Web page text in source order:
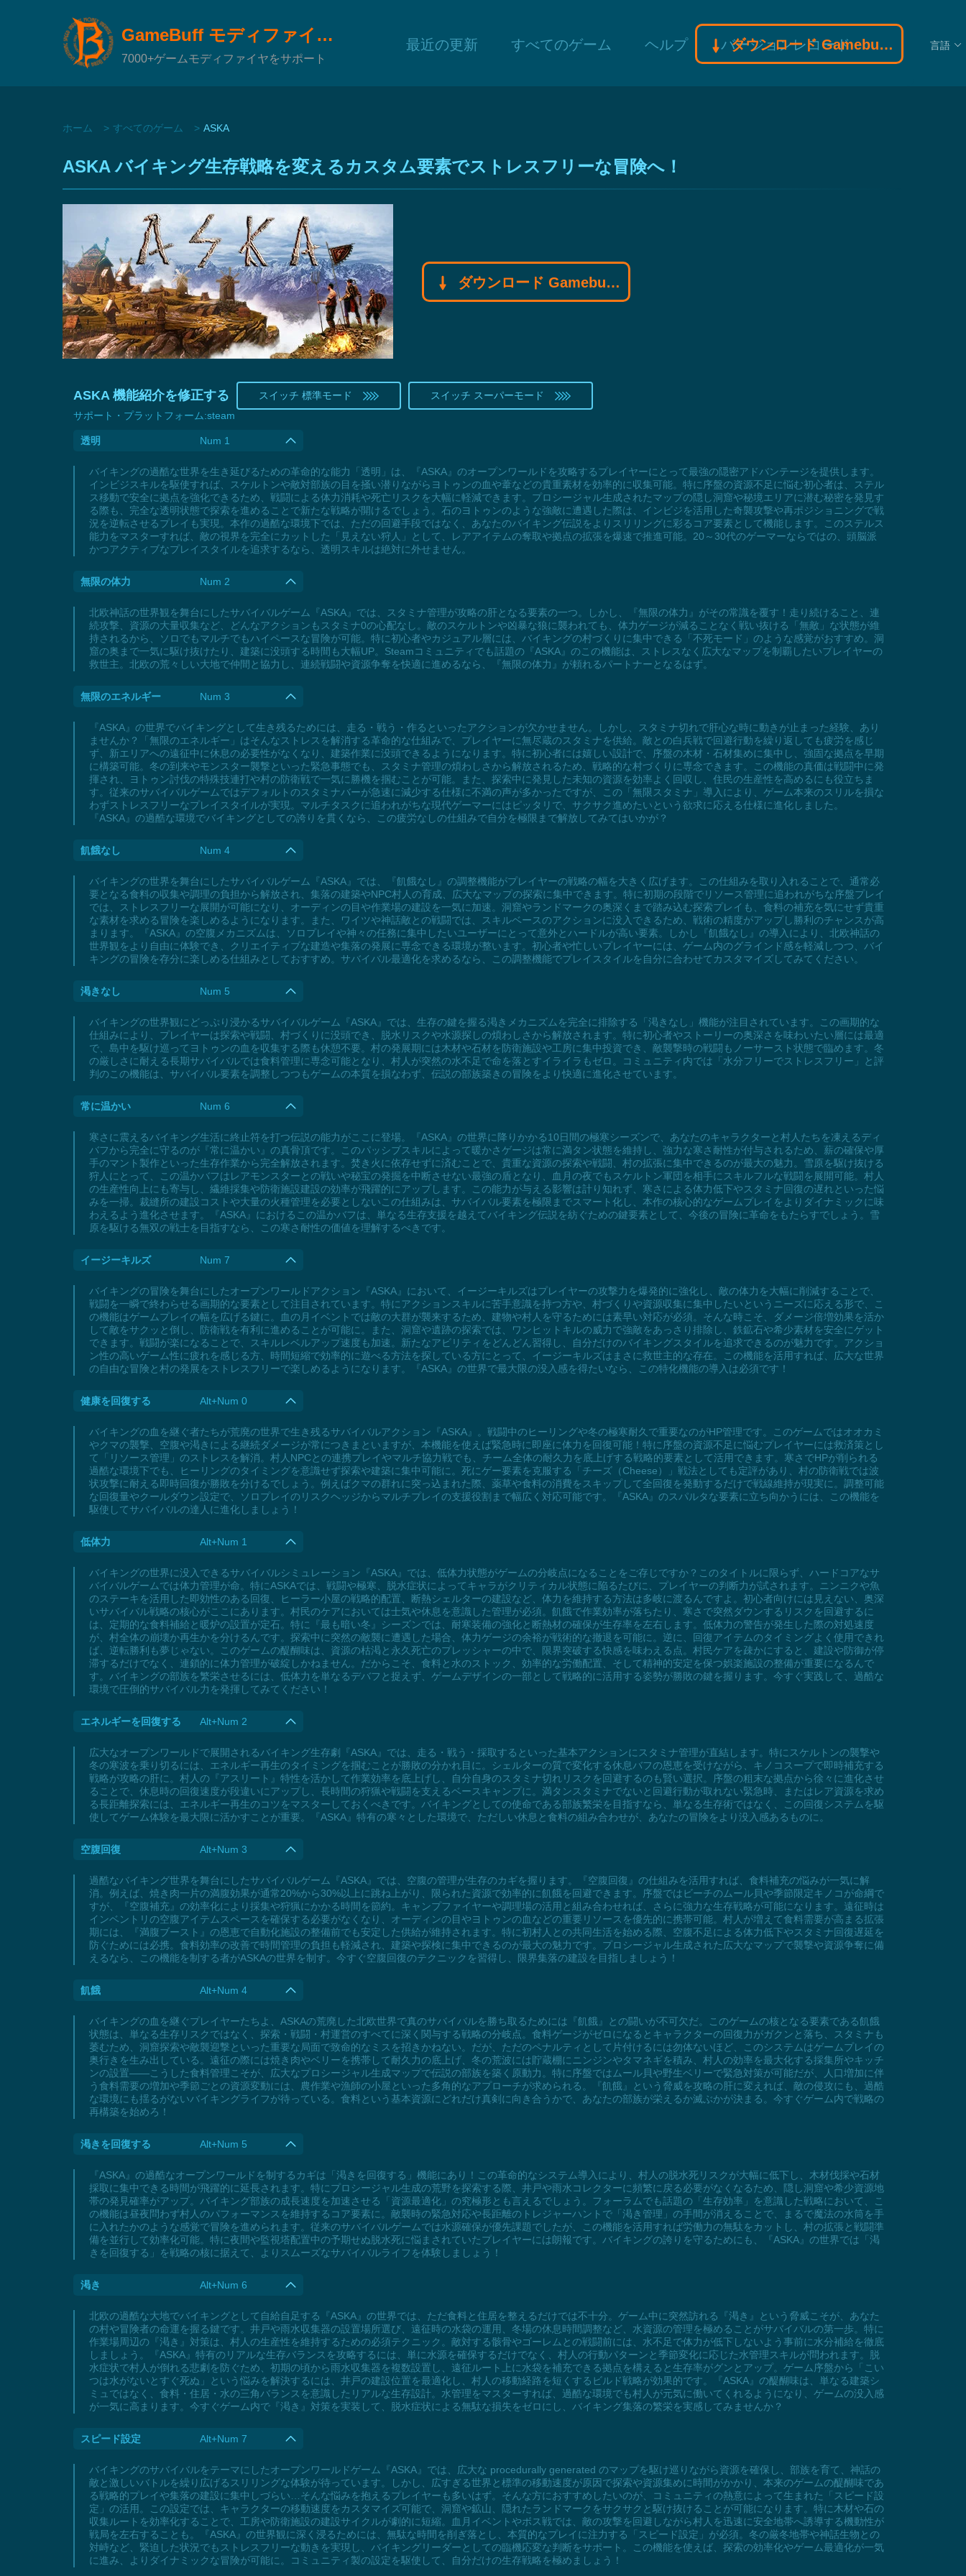
GameBuff モディファイヤモディファイヤ
7000+ゲームモディファイヤをサポート
最近の更新 すべてのゲーム ヘルプ バージョンレコード
ダウンロード Gamebuff モディファイヤモディファイヤ 言語
ホーム すべてのゲーム ASKA
ASKA バイキング生存戦略を変えるカスタム要素でストレスフリーな冒険へ！
ダウンロード Gamebuff モディファイヤモディファイヤ
ASKA 機能紹介を修正する スイッチ 標準モード
スイッチ スーパーモード
サポート・プラットフォーム:steam
透明 Num 1
バイキングの過酷な世界を生き延びるための革命的な能力「透明」は、『ASKA』のオープンワールドを攻略するプレイヤーにとって最強の隠密アドバンテージを提供します。
インビジスキルを駆使すれば、スケルトンや敵対部族の目を掻い潜りながらヨトゥンの血や葦などの貴重素材を効率的に収集可能。特に序盤の資源不足に悩む初心者は、ステル
ス移動で安全に拠点を強化できるため、戦闘による体力消耗や死亡リスクを大幅に軽減できます。プロシージャル生成されたマップの隠し洞窟や秘境エリアに潜む秘密を発見す
る際も、完全な透明状態で探索を進めることで新たな戦略が開けるでしょう。石のヨトゥンのような強敵に遭遇した際は、インビジを活用した奇襲攻撃や再ポジショニングで戦
況を逆転させるプレイも実現。本作の過酷な環境下では、ただの回避手段ではなく、あなたのバイキング伝説をよりスリリングに彩るコア要素として機能します。このステルス
能力をマスターすれば、敵の視界を完全にカットした「見えない狩人」として、レアアイテムの奪取や拠点の拡張を爆速で推進可能。20～30代のゲーマーならではの、頭脳派
かつアクティブなプレイスタイルを追求するなら、透明スキルは絶対に外せません。
無限の体力 Num 2
北欧神話の世界観を舞台にしたサバイバルゲーム『ASKA』では、スタミナ管理が攻略の肝となる要素の一つ。しかし、『無限の体力』がその常識を覆す！走り続けること、連
続攻撃、資源の大量収集など、どんなアクションもスタミナ0の心配なし。敵のスケルトンや凶暴な狼に襲われても、体力ゲージが減ることなく戦い抜ける「無敵」な状態が維
持されるから、ソロでもマルチでもハイペースな冒険が可能。特に初心者やカジュアル層には、バイキングの村づくりに集中できる「不死モード」のような感覚がおすすめ。洞
窟の奥まで一気に駆け抜けたり、建築に没頭する時間も大幅UP。Steamコミュニティでも話題の『ASKA』のこの機能は、ストレスなく広大なマップを制覇したいプレイヤーの
救世主。北欧の荒々しい大地で仲間と協力し、連続戦闘や資源争奪を快適に進めるなら、『無限の体力』が頼れるパートナーとなるはず。
無限のエネルギー Num 3
『ASKA』の世界でバイキングとして生き残るためには、走る・戦う・作るといったアクションが欠かせません。しかし、スタミナ切れで肝心な時に動きが止まった経験、あり
ませんか？「無限のエネルギー」はそんなストレスを解消する革命的な仕組みで、プレイヤーに無尽蔵のスタミナを供給。敵との白兵戦で回避行動を繰り返しても疲労を感じ
ず、新エリアへの遠征中に休息の必要性がなくなり、建築作業に没頭できるようになります。特に初心者には嬉しい設計で、序盤の木材・石材集めに集中し、強固な拠点を早期
に構築可能。冬の到来やモンスター襲撃といった緊急事態でも、スタミナ管理の煩わしさから解放されるため、戦略的な村づくりに専念できます。この機能の真価は戦闘中に発
揮され、ヨトゥン討伐の特殊技連打や村の防衛戦で一気に勝機を掴むことが可能。また、探索中に発見した未知の資源を効率よく回収し、住民の生産性を高めるにも役立ちま
す。従来のサバイバルゲームではデフォルトのスタミナバーが急速に減少する仕様に不満の声が多かったですが、この「無限スタミナ」導入により、ゲーム本来のスリルを損な
わずストレスフリーなプレイスタイルが実現。マルチタスクに追われがちな現代ゲーマーにはピッタリで、サクサク進めたいという欲求に応える仕様に進化しました。
『ASKA』の過酷な環境でバイキングとしての誇りを貫くなら、この疲労なしの仕組みで自分を極限まで解放してみてはいかが？
飢餓なし Num 4
バイキングの世界を舞台にしたサバイバルゲーム『ASKA』では、『飢餓なし』の調整機能がプレイヤーの戦略の幅を大きく広げます。この仕組みを取り入れることで、通常必
要となる食料の収集や調理の負担から解放され、集落の建築やNPC村人の育成、広大なマップの探索に集中できます。特に初期の段階でリソース管理に追われがちな序盤プレイ
では、ストレスフリーな展開が可能になり、オーディンの目や作業場の建設を一気に加速。洞窟やランドマークの奥深くまで踏み込む探索プレイも、食料の補充を気にせず貴重
な素材を求める冒険を楽しめるようになります。また、ワイツや神話敵との戦闘では、スキルベースのアクションに没入できるため、戦術の精度がアップし勝利のチャンスが高
まります。『ASKA』の空腹メカニズムは、ソロプレイや神々の任務に集中したいユーザーにとって意外とハードルが高い要素。しかし『飢餓なし』の導入により、北欧神話の
世界観をより自由に体験でき、クリエイティブな建造や集落の発展に専念できる環境が整います。初心者や忙しいプレイヤーには、ゲーム内のグラインド感を軽減しつつ、バイ
キングの冒険を存分に楽しめる仕組みとしておすすめ。サバイバル最適化を求めるなら、この調整機能でプレイスタイルを自分に合わせてカスタマイズしてみてください。
渇きなし Num 5
バイキングの世界観にどっぷり浸かるサバイバルゲーム『ASKA』では、生存の鍵を握る渇きメカニズムを完全に排除する「渇きなし」機能が注目されています。この画期的な
仕組みにより、プレイヤーは探索や戦闘、村づくりに没頭でき、脱水リスクや水源探しの煩わしさから解放されます。特に初心者やストーリーの奥深さを味わいたい層には最適
で、島中を駆け巡ってヨトゥンの血を収集する際も休憩不要。村の発展期には木材や石材を防衛施設や工房に集中投資でき、敵襲撃時の戦闘もノーサースト状態で臨めます。冬
の厳しさに耐える長期サバイバルでは食料管理に専念可能となり、村人が突然の水不足で命を落とすイライラもゼロ。コミュニティ内では「水分フリーでストレスフリー」と評
判のこの機能は、サバイバル要素を調整しつつもゲームの本質を損なわず、伝説の部族築きの冒険をより快適に進化させています。
常に温かい Num 6
寒さに震えるバイキング生活に終止符を打つ伝説の能力がここに登場。『ASKA』の世界に降りかかる10日間の極寒シーズンで、あなたのキャラクターと村人たちを凍えるディ
バフから完全に守るのが『常に温かい』の真骨頂です。このパッシブスキルによって暖かさゲージは常に満タン状態を維持し、強力な寒さ耐性が付与されるため、薪の確保や厚
手のマント製作といった生存作業から完全解放されます。焚き火に依存せずに済むことで、貴重な資源の探索や戦闘、村の拡張に集中できるのが最大の魅力。雪原を駆け抜ける
狩人にとって、この温かバフはレアモンスターとの戦いや秘宝の発掘を中断させない最強の盾となり、血月の夜でもスケルトン軍団を相手にスキルフルな戦闘を展開可能。村人
の生産性向上にも寄与し、繊維採集や防衛施設建設の効率が飛躍的にアップします。この能力が与える影響は計り知れず、寒さによる体力低下やスタミナ回復の遅れといった悩
みを一掃。裁縫所の建設コストや大量の火種管理を必要としないこの仕組みは、サバイバル要素を極限までスマート化し、本作の核心的なゲームプレイをよりダイナミックに味
わえるよう進化させます。『ASKA』におけるこの温かバフは、単なる生存支援を越えてバイキング伝説を紡ぐための鍵要素として、今後の冒険に革命をもたらすでしょう。雪
原を駆ける無双の戦士を目指すなら、この寒さ耐性の価値を理解するべきです。
イージーキルズ Num 7
バイキングの冒険を舞台にしたオープンワールドアクション『ASKA』において、イージーキルズはプレイヤーの攻撃力を爆発的に強化し、敵の体力を大幅に削減することで、
戦闘を一瞬で終わらせる画期的な要素として注目されています。特にアクションスキルに苦手意識を持つ方や、村づくりや資源収集に集中したいというニーズに応える形で、こ
の機能はゲームプレイの幅を広げる鍵に。血の月イベントでは敵の大群が襲来するため、建物や村人を守るためには素早い対応が必須。そんな時こそ、ダメージ倍増効果を活か
して敵をサクッと倒し、防衛戦を有利に進めることが可能に。また、洞窟や遺跡の探索では、ワンヒットキルの威力で強敵をあっさり排除し、鉄鉱石や希少素材を安全にゲット
できます。戦闘が楽になることで、スキルレベルアップ速度も加速。新たなアビリティをどんどん習得し、自分だけのバイキングスタイルを追求できるのが魅力です。アクショ
ン性の高いゲーム性に疲れを感じる方、時間短縮で効率的に遊べる方法を探している方にとって、イージーキルズはまさに救世主的な存在。この機能を活用すれば、広大な世界
の自由な冒険と村の発展をストレスフリーで楽しめるようになります。『ASKA』の世界で最大限の没入感を得たいなら、この特化機能の導入は必須です！
健康を回復する Alt+Num 0
バイキングの血を継ぐ者たちが荒廃の世界で生き残るサバイバルアクション『ASKA』。戦闘中のヒーリングや冬の極寒耐久で重要なのがHP管理です。このゲームではオオカミ
やクマの襲撃、空腹や渇きによる継続ダメージが常につきまといますが、本機能を使えば緊急時に即座に体力を回復可能！特に序盤の資源不足に悩むプレイヤーには救済策とし
て「リソース管理」のストレスを解消。村人NPCとの連携プレイやマルチ協力戦でも、チーム全体の耐久力を底上げする戦略的要素として活用できます。寒さでHPが削られる
過酷な環境下でも、ヒーリングのタイミングを意識せず探索や建築に集中可能に。死にゲー要素を克服する「チーズ（Cheese）」戦法としても定評があり、村の防衛戦では波
状攻撃に耐える即時回復が勝敗を分けるでしょう。例えばクマの群れに突っ込まれた際、薬草や食料の消費をスキップして全回復を発動するだけで戦線維持が現実に。調整可能
な回復量やクールダウン設定で、ソロプレイのリスクヘッジからマルチプレイの支援役割まで幅広く対応可能です。『ASKA』のスパルタな要素に立ち向かうには、この機能を
駆使してサバイバルの達人に進化しましょう！
低体力 Alt+Num 1
バイキングの世界に没入できるサバイバルシミュレーション『ASKA』では、低体力状態がゲームの分岐点になることをご存じですか？このタイトルに限らず、ハードコアなサ
バイバルゲームでは体力管理が命。特にASKAでは、戦闘や極寒、脱水症状によってキャラがクリティカル状態に陥るたびに、プレイヤーの判断力が試されます。ニンニクや魚
のステーキを活用した即効性のある回復、ヒーラー小屋の戦略的配置、断熱シェルターの建設など、体力を維持する方法は多岐に渡るんですよ。初心者向けには見えない、奥深
いサバイバル戦略の核心がここにあります。村民のケアにおいては士気や休息を意識した管理が必須。飢餓で作業効率が落ちたり、寒さで突然ダウンするリスクを回避するに
は、定期的な食料補給と暖炉の設置が定石。特に『最も暗い冬』シーズンでは、耐寒装備の強化と断熱材の確保が生存率を左右します。低体力の警告が発生した際の対処速度
が、村全体の崩壊か再生かを分けるんです。探索中に突然の敵襲に遭遇した場合、体力ゲージの余裕が戦術的な撤退を可能に。逆に、回復アイテムのタイミングよく使用できれ
ば、逆転勝利も夢じゃない。このゲームの醍醐味は、資源の枯渇と永久死亡のプレッシャーの中で、限界突破する快感を味わえる点。村民ケアを疎かにすると、建設や防御が停
滞するだけでなく、連鎖的に体力管理が破綻しかねません。だからこそ、食料と水のストック、効率的な労働配置、そして精神的安定を保つ娯楽施設の整備が重要になるんで
す。バイキングの部族を繁栄させるには、低体力を単なるデバフと捉えず、ゲームデザインの一部として戦略的に活用する姿勢が勝敗の鍵を握ります。今すぐ実践して、過酷な
環境で圧倒的サバイバル力を発揮してみてください！
エネルギーを回復する Alt+Num 2
広大なオープンワールドで展開されるバイキング生存劇『ASKA』では、走る・戦う・採取するといった基本アクションにスタミナ管理が直結します。特にスケルトンの襲撃や
冬の寒波を乗り切るには、エネルギー再生のタイミングを掴むことが勝敗の分かれ目に。シェルターの質で変化する休息バフの恩恵を受けながら、キノコスープで即時補充する
戦略が攻略の肝に。村人の『アスリート』特性を活かして作業効率を底上げし、自分自身のスタミナ切れリスクを回避するのも賢い選択。序盤の粗末な拠点から徐々に進化させ
ることで、休息時の回復速度が段違いにアップし、長時間の狩猟や戦闘を支えるベースキャンプに。満タンスタミナでないと回避行動が取れない緊急時、またはレア資源を求め
る長距離探索には、エネルギー再生のコツをマスターしておくべきです。バイキングとしての使命である部族繁栄を目指すなら、単なる生存術ではなく、この回復システムを駆
使してゲーム体験を最大限に活かすことが重要。『ASKA』特有の寒々とした環境で、ただしい休息と食料の組み合わせが、あなたの冒険をより没入感あるものに。
空腹回復 Alt+Num 3
過酷なバイキング世界を舞台にしたサバイバルゲーム『ASKA』では、空腹の管理が生存のカギを握ります。『空腹回復』の仕組みを活用すれば、食料補充の悩みが一気に解
消。例えば、焼き肉一片の満腹効果が通常20%から30%以上に跳ね上がり、限られた資源で効率的に飢餓を回避できます。序盤ではビーチのムール貝や季節限定キノコが命綱で
すが、『空腹補充』の効率化により採集や狩猟にかかる時間を節約。キャンプファイヤーや調理場の活用と組み合わせれば、さらに強力な生存戦略が可能になります。遠征時は
インベントリの空腹アイテムスペースを確保する必要がなくなり、オーディンの目やヨトゥンの血などの重要リソースを優先的に携帯可能。村人が増えて食料需要が高まる拡張
期には、『満腹ブースト』の恩恵で自動化施設の整備前でも安定した供給が維持されます。特に初村人との共同生活を始める際、空腹不足による体力低下やスタミナ回復遅延を
防ぐためには必携。食料効率の改善で時間管理の負担も軽減され、建築や探検に集中できるのが最大の魅力です。プロシージャル生成された広大なマップで襲撃や資源争奪に備
えるなら、この機能を制する者がASKAの世界を制す。今すぐ空腹回復のテクニックを習得し、限界集落の建設を目指しましょう！
飢餓 Alt+Num 4
バイキングの血を継ぐプレイヤーたちよ、ASKAの荒廃した北欧世界で真のサバイバルを勝ち取るためには『飢餓』との闘いが不可欠だ。このゲームの核となる要素である飢餓
状態は、単なる生存リスクではなく、探索・戦闘・村運営のすべてに深く関与する戦略の分岐点。食料ゲージがゼロになるとキャラクターの回復力がガクンと落ち、スタミナも
萎むため、洞窟探索や敵襲迎撃といった重要な局面で致命的なミスを招きかねない。だが、ただのペナルティとして片付けるには勿体ないほど、このシステムはゲームプレイの
奥行きを生み出している。遠征の際には焼き肉やベリーを携帯して耐久力の底上げ、冬の荒波には貯蔵棚にニンジンやタマネギを積み、村人の効率を最大化する採集所やキッチ
ンの設置――こうした食料管理こそが、広大なプロシージャル生成マップで伝説の部族を築く原動力。特に序盤ではムール貝や野生ベリーで緊急対策が可能だが、人口増加に伴
う食料需要の増加や季節ごとの資源変動には、農作業や漁師の小屋といった多角的なアプローチが求められる。『飢餓』という脅威を攻略の肝に変えれば、敵の侵攻にも、過酷
な環境にも揺るがないバイキングライフが待っている。食料という基本資源にどれだけ真剣に向き合うかで、あなたの部族が栄えるか滅ぶかが決まる。今すぐゲーム内で戦略の
再構築を始めろ！
渇きを回復する Alt+Num 5
『ASKA』の過酷なオープンワールドを制するカギは「渇きを回復する」機能にあり！この革命的なシステム導入により、村人の脱水死リスクが大幅に低下し、木材伐採や石材
採取に集中できる時間が飛躍的に延長されます。特にプロシージャル生成の荒野を探索する際、井戸や雨水コレクターに頻繁に戻る必要がなくなるため、隠し洞窟や希少資源地
帯の発見確率がアップ。バイキング部族の成長速度を加速させる「資源最適化」の究極形とも言えるでしょう。フォーラムでも話題の「生存効率」を意識した戦略において、こ
の機能は昼夜問わず村人のパフォーマンスを維持するコア要素に。敵襲時の緊急対応や長距離のトレジャーハントで「渇き管理」の手間が消えることで、まるで魔法の水筒を手
に入れたかのような感覚で冒険を進められます。従来のサバイバルゲームでは水源確保が優先課題でしたが、この機能を活用すれば労働力の無駄をカットし、村の拡張と戦闘準
備を並行して効率化可能。特に夜間や監視塔配置中の予期せぬ脱水死に悩まされていたプレイヤーには朗報です。バイキングの誇りを守るためにも、『ASKA』の世界では「渇
きを回復する」を戦略の核に据えて、よりスムーズなサバイバルライフを体験しましょう！
渇き Alt+Num 6
北欧の過酷な大地でバイキングとして自給自足する『ASKA』の世界では、ただ食料と住居を整えるだけでは不十分。ゲーム中に突然訪れる『渇き』という脅威こそが、あなた
の村や冒険者の命運を握る鍵です。井戸や雨水収集器の設置場所選び、遠征時の水袋の運用、冬場の休息時間調整など、水資源の管理を極めることがサバイバルの第一歩。特に
作業場周辺の『渇き』対策は、村人の生産性を維持するための必須テクニック。敵対する骸骨やゴーレムとの戦闘前には、水不足で体力が低下しないよう事前に水分補給を徹底
しましょう。『ASKA』特有のリアルな生存バランスを攻略するには、単に水源を確保するだけでなく、村人の行動パターンと季節変化に応じた水管理スキルが問われます。脱
水症状で村人が倒れる悲劇を防ぐため、初期の頃から雨水収集器を複数設置し、遠征ルート上に水袋を補充できる拠点を構えると生存率がグンとアップ。ゲーム序盤から「こい
つは水がないとすぐ死ぬ」という悩みを解決するには、井戸の建設位置を最適化し、村人の移動経路を短くするビルド戦略が効果的です。『ASKA』の醍醐味は、単なる建築シ
ミュではなく、食料・住居・水の三角バランスを意識したリアルな生存設計。水管理をマスターすれば、過酷な環境でも村人が元気に働いてくれるようになり、ゲームの没入感
が一気に高まります。今すぐゲーム内で『渇き』対策を実装して、脱水症状による無駄な損失をゼロにし、バイキング集落の繁栄を実感してみませんか？
スピード設定 Alt+Num 7
バイキングのサバイバルをテーマにしたオープンワールドゲーム『ASKA』では、広大な procedurally generated のマップを駆け巡りながら資源を確保し、部族を育て、神話の
敵と激しいバトルを繰り広げるスリリングな体験が待っています。しかし、広すぎる世界と標準の移動速度が原因で探索や資源集めに時間がかかり、本来のゲームの醍醐味であ
る戦略的プレイや集落の建設に集中しづらい…そんな悩みを抱えるプレイヤーも多いはず。そんな方におすすめしたいのが、コミュニティの熱意によって生まれた「スピード設
定」の活用。この設定では、キャラクターの移動速度をカスタマイズ可能で、洞窟や鉱山、隠れたランドマークをサクサクと駆け抜けることが可能になります。特に木材や石の
収集ルートを効率化することで、工房や防衛施設の建設サイクルが劇的に短縮。血月イベントやボス戦では、敵の攻撃を回避しながら村人を迅速に安全地帯へ誘導する機動性が
戦局を左右することも。『ASKA』の世界観に深く浸るためには、無駄な時間を削ぎ落とし、本質的なプレイに注力する「スピード設定」が必須。冬の厳冬地帯や神話生物との
対峙など、緊迫した状況でもストレスフリーな動きを実現し、バイキングリーダーとしての臨機応変な判断をサポート。この機能を使えば、探索の効率化やゲーム最適化が一気
に進み、よりダイナミックな冒険が可能に。コミュニティ製の設定を駆使して、自分だけの生存戦略を極めましょう！